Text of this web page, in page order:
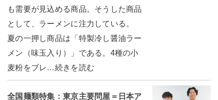
も需要が見込める商品。そうした商品
として、ラーメンに注力している。
夏の一押し商品は「特製冷し醤油ラー
メン（味玉入り）」である。4種の小
麦粉をブレ…続きを読む
全国麺類特集：東京主要問屋＝日本ア